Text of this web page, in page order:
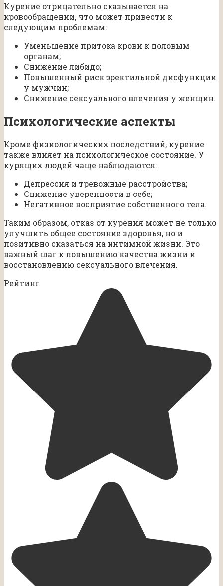
Курение отрицательно сказывается на
кровообращении, что может привести к
следующим проблемам:
Уменьшение притока крови к половым
органам;
Снижение либидо;
Повышенный риск эректильной дисфункции
у мужчин;
Снижение сексуального влечения у женщин.
Психологические аспекты
Кроме физиологических последствий, курение
также влияет на психологическое состояние. У
курящих людей чаще наблюдаются:
Депрессия и тревожные расстройства;
Снижение уверенности в себе;
Негативное восприятие собственного тела.
Таким образом, отказ от курения может не только
улучшить общее состояние здоровья, но и
позитивно сказаться на интимной жизни. Это
важный шаг к повышению качества жизни и
восстановлению сексуального влечения.
Рейтинг